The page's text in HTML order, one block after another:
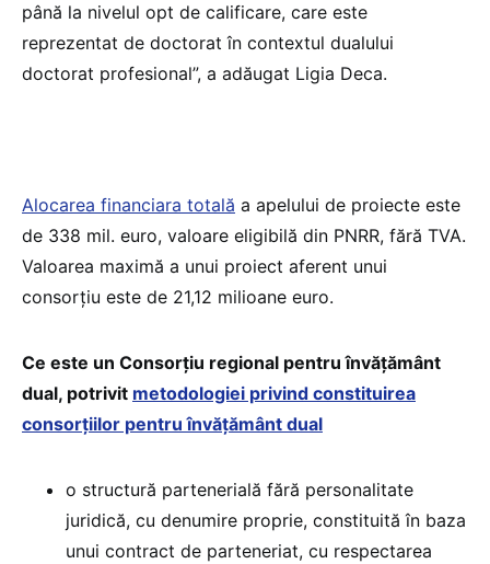
până la nivelul opt de calificare, care este
reprezentat de doctorat în contextul dualului
doctorat profesional”, a adăugat Ligia Deca.
Alocarea financiara totală a apelului de proiecte este
de 338 mil. euro, valoare eligibilă din PNRR, fără TVA.
Valoarea maximă a unui proiect aferent unui
consorțiu este de 21,12 milioane euro.
Ce este un Consorțiu regional pentru învățământ
dual, potrivit metodologiei privind constituirea
consorțiilor pentru învățământ dual
o structură partenerială fără personalitate
juridică, cu denumire proprie, constituită în baza
unui contract de parteneriat, cu respectarea